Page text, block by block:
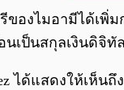
รีของไมอามีได้เพิ่
นเป็นสกุลเงินดิจิทัล
ได้แสดงให้เห็